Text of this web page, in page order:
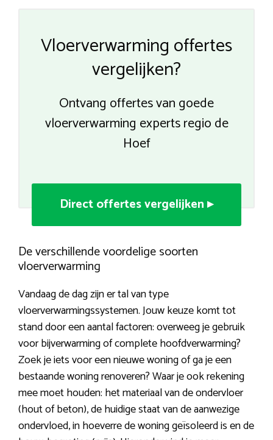
Vloerverwarming offertes
vergelijken?
Ontvang offertes van goede
vloerverwarming experts regio de
Hoef
Direct offertes vergelijken ▸
De verschillende voordelige soorten
vloerverwarming
Vandaag de dag zijn er tal van type
vloerverwarmingssystemen. Jouw keuze komt tot
stand door een aantal factoren: overweeg je gebruik
voor bijverwarming of complete hoofdverwarming?
Zoek je iets voor een nieuwe woning of ga je een
bestaande woning renoveren? Waar je ook rekening
mee moet houden: het materiaal van de ondervloer
(hout of beton), de huidige staat van de aanwezige
ondervloed, in hoeverre de woning geïsoleerd is en de